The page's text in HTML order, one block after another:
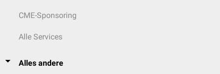
CME-Sponsoring
Alle Services
Alles andere